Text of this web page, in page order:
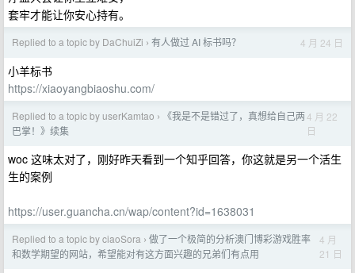
套牢才能让你安心持有。
Replied to a topic by DaChuiZi › 有人做过 AI 标书吗？ 4 月 24 日
小羊标书
https://xiaoyangbiaoshu.com/
Replied to a topic by userKamtao ›
《我是不是错过了，真想给自己两
巴掌！》续集
4 月 22
日
woc 这味太对了，刚好昨天看到一个知乎回答，你这就是另一个活生
生的案例
https://user.guancha.cn/wap/content?id=1638031
Replied to a topic by ciaoSora › 做了一个极简的分析澳门博彩游戏胜率
和数学期望的网站，希望能对有这方面兴趣的兄弟们有点用
4 月
21 日